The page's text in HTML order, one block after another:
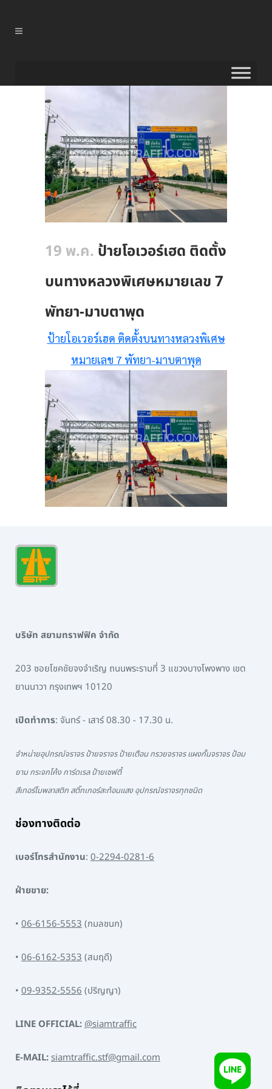
19 พ.ค. ป้ายโอเวอร์เฮด ติดตั้ง
บนทางหลวงพิเศษหมายเลข 7
พัทยา-มาบตาพุด
ป้ายโอเวอร์เฮด ติดตั้งบนทางหลวงพิเศษ
หมายเลข 7 พัทยา-มาบตาพุด
บริษัท สยามทราฟฟิค จำกัด
203 ซอยโชคชัยจงจำเริญ ถนนพระรามที่ 3 แขวงบางโพงพาง เขต
ยานนาวา กรุงเทพฯ 10120
เปิดทำการ: จันทร์ - เสาร์ 08.30 - 17.30 น.
จำหน่ายอุปกรณ์จราจร ป้ายจราจร ป้ายเตือน กรวยจราจร แผงกั้นจราจร ป้อม
ยาม กระจกโค้ง การ์ดเรล ป้ายเซฟตี้
สีเทอร์โมพลาสติก สติ๊กเกอร์สะท้อนแสง อุปกรณ์จราจรทุกชนิด
ช่องทางติดต่อ
เบอร์โทรสำนักงาน: 0-2294-0281-6
ฝ่ายขาย:
• 06-6156-5553(กมลชนก)
• 06-6162-5353(สมฤดี)
• 09-9352-5556(ปริญญา)
LINE OFFICIAL:@siamtraffic
E-MAIL:siamtraffic.stf@gmail.com